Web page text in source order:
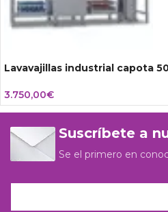
Lavavajillas industrial capota
3.750,00€
Suscríbete a
Se el primero en